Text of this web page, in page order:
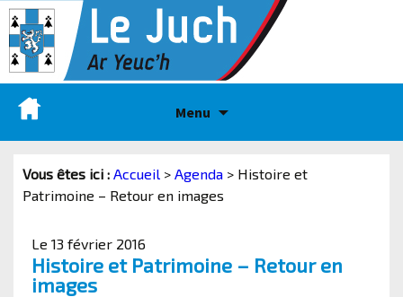
Menu
Vous êtes ici : Accueil > Agenda > Histoire et
Patrimoine – Retour en images
Le 13 février 2016
Histoire et Patrimoine – Retour en
images